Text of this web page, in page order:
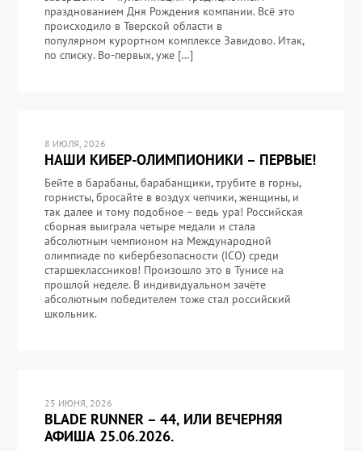
празднованием Дня Рождения компании. Всё это
происходило в Тверской области в
популярном курортном комплексе Завидово. Итак,
по списку. Во-первых, уже […]
8 ИЮЛЯ, 2026
НАШИ КИБЕР-ОЛИМПИОНИКИ – ПЕРВЫЕ!
Бейте в барабаны, барабанщики, трубите в горны,
горнисты, бросайте в воздух чепчики, женщины, и
так далее и тому подобное – ведь ура! Российская
сборная выиграла четыре медали и стала
абсолютным чемпионом на Международной
олимпиаде по кибербезопасности (ICO) среди
старшеклассников! Произошло это в Тунисе на
прошлой неделе. В индивидуальном зачёте
абсолютным победителем тоже стал российский
школьник.
25 ИЮНЯ, 2026
BLADE RUNNER – 44, ИЛИ ВЕЧЕРНЯЯ
АФИША 25.06.2026.